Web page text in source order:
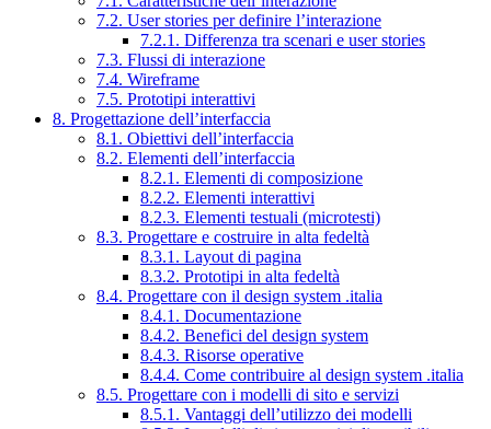
7.2. User stories per definire l’interazione
7.2.1. Differenza tra scenari e user stories
7.3. Flussi di interazione
7.4. Wireframe
7.5. Prototipi interattivi
8. Progettazione dell’interfaccia
8.1. Obiettivi dell’interfaccia
8.2. Elementi dell’interfaccia
8.2.1. Elementi di composizione
8.2.2. Elementi interattivi
8.2.3. Elementi testuali (microtesti)
8.3. Progettare e costruire in alta fedeltà
8.3.1. Layout di pagina
8.3.2. Prototipi in alta fedeltà
8.4. Progettare con il design system .italia
8.4.1. Documentazione
8.4.2. Benefici del design system
8.4.3. Risorse operative
8.4.4. Come contribuire al design system .italia
8.5. Progettare con i modelli di sito e servizi
8.5.1. Vantaggi dell’utilizzo dei modelli